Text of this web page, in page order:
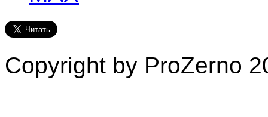
Copyright by ProZerno